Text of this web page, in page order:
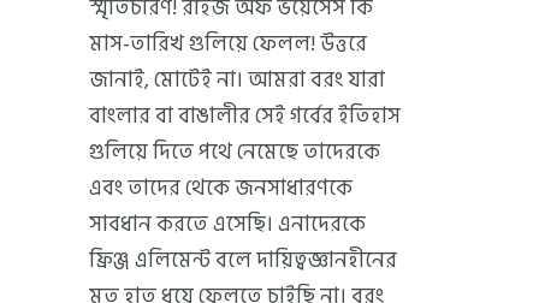
স্মৃতিচারণ! রাইজ অফ ভয়েসেস কি
মাস-তারিখ গুলিয়ে ফেলল! উত্তরে
জানাই, মোটেই না। আমরা বরং যারা
বাংলার বা বাঙালীর সেই গর্বের ইতিহাস
গুলিয়ে দিতে পথে নেমেছে তাদেরকে
এবং তাদের থেকে জনসাধারণকে
সাবধান করতে এসেছি। এনাদেরকে
ফ্রিঞ্জ এলিমেন্ট বলে দায়িত্বজ্ঞানহীনের
মত হাত ধুয়ে ফেলতে চাইছি না। বরং